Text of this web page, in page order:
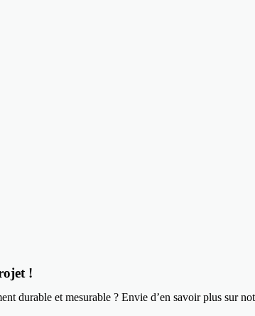
!
durable et mesurable ? Envie d’en savoir plus sur